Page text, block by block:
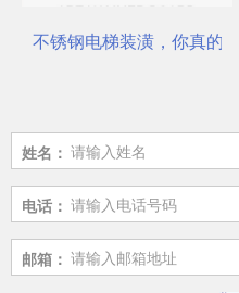
不锈钢电梯装潢，你真的
姓名：
电话：
邮箱：